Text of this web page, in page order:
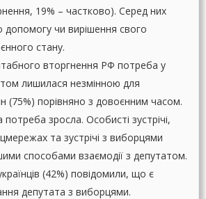
19% – частково). Серед них
допомогу чи вирішення свого
стану.
вторгнення РФ потреба у
лишилася незмінною для
(75%) порівняно з довоєнним часом.
зросла. Особисті зустрічі,
та зустрічі з виборцями
способами взаємодії з депутатом.
(42%) повідомили, що є
депутата з виборцями.